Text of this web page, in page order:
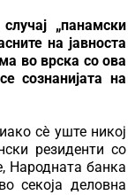
„панамски
на јавноста
во врска со ова
сознанијата на
сѐ уште никој
резиденти со
Народната банка
секоја деловна